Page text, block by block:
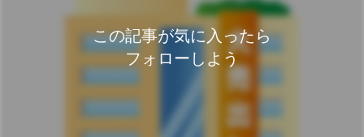
この記事が気に入ったら
フォローしよう